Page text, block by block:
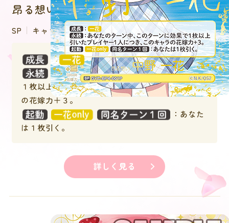
昂る想い 中野 一花
SP キャラクター
：
：あなたのターン中、このターンに効果で
１枚以上引いたプレイヤー１人につき、このキャラ
の花嫁力＋３。
：あなた
は１枚引く。
詳しく見る